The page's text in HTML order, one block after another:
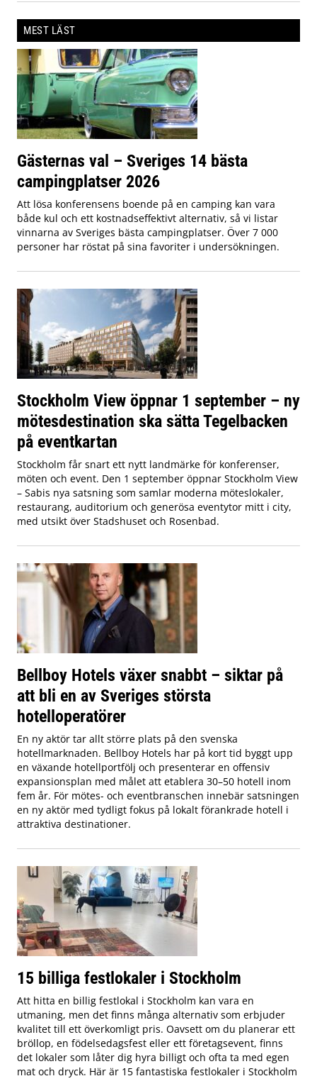
MEST LÄST
Gästernas val – Sveriges 14 bästa
campingplatser 2026
Att lösa konferensens boende på en camping kan vara
både kul och ett kostnadseffektivt alternativ, så vi listar
vinnarna av Sveriges bästa campingplatser. Över 7 000
personer har röstat på sina favoriter i undersökningen.
Stockholm View öppnar 1 september – ny
mötesdestination ska sätta Tegelbacken
på eventkartan
Stockholm får snart ett nytt landmärke för konferenser,
möten och event. Den 1 september öppnar Stockholm View
– Sabis nya satsning som samlar moderna möteslokaler,
restaurang, auditorium och generösa eventytor mitt i city,
med utsikt över Stadshuset och Rosenbad.
Bellboy Hotels växer snabbt – siktar på
att bli en av Sveriges största
hotelloperatörer
En ny aktör tar allt större plats på den svenska
hotellmarknaden. Bellboy Hotels har på kort tid byggt upp
en växande hotellportfölj och presenterar en offensiv
expansionsplan med målet att etablera 30–50 hotell inom
fem år. För mötes- och eventbranschen innebär satsningen
en ny aktör med tydligt fokus på lokalt förankrade hotell i
attraktiva destinationer.
15 billiga festlokaler i Stockholm
Att hitta en billig festlokal i Stockholm kan vara en
utmaning, men det finns många alternativ som erbjuder
kvalitet till ett överkomligt pris. Oavsett om du planerar ett
bröllop, en födelsedagsfest eller ett företagsevent, finns
det lokaler som låter dig hyra billigt och ofta ta med egen
mat och dryck. Här är 15 fantastiska festlokaler i Stockholm